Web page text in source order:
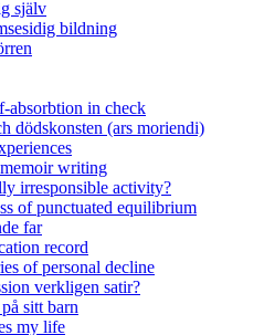
själv
bildning
absorbtion in check
dödskonsten (ars moriendi)
writing
irresponsible activity?
of punctuated equilibrium
far
record
of personal decline
verkligen satir?
sitt barn
my life